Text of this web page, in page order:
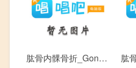
肱骨内髁骨折_Gong Gu Nei Ke Gu Zhe